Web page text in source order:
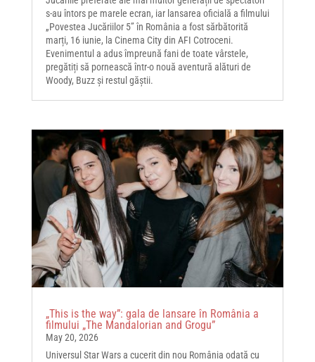
s-au întors pe marele ecran, iar lansarea oficială a filmului
„Povestea Jucăriilor 5” în România a fost sărbătorită
marți, 16 iunie, la Cinema City din AFI Cotroceni.
Evenimentul a adus împreună fani de toate vârstele,
pregătiți să pornească într-o nouă aventură alături de
Woody, Buzz și restul găștii.
„This is the way”: gala de lansare în România a
filmului „The Mandalorian and Grogu”
May 20, 2026
Universul Star Wars a cucerit din nou România odată cu